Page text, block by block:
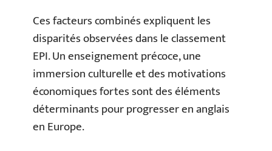
Ces facteurs combinés expliquent les
disparités observées dans le classement
EPI. Un enseignement précoce, une
immersion culturelle et des motivations
économiques fortes sont des éléments
déterminants pour progresser en anglais
en Europe.